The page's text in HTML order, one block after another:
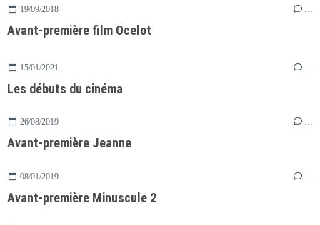
19/09/2018
Avant-première film Ocelot
15/01/2021 …
Les débuts du cinéma
26/08/2019 …
Avant-première Jeanne
08/01/2019
Avant-première Minuscule 2